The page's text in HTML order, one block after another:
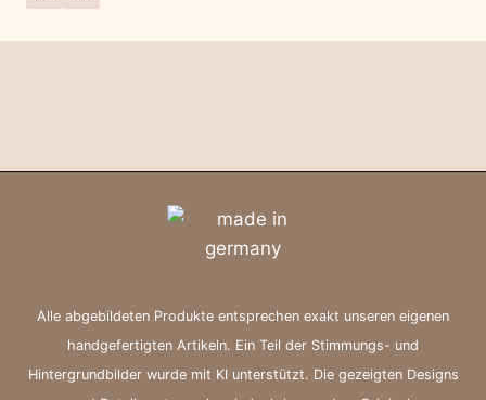
Alle abgebildeten Produkte entsprechen exakt unseren eigenen
handgefertigten Artikeln. Ein Teil der Stimmungs- und
Hintergrundbilder wurde mit KI unterstützt. Die gezeigten Designs